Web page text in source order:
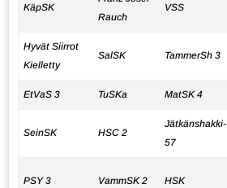
KäpSK
Rauch
VSS
Hyvät Siirrot
Kielletty
SalSK TammerSh 3
EtVaS 3 TuSKa MatSK 4
SeinSK HSC 2
Jätkänshakki-
57
PSY 3 VammSK 2 HSK